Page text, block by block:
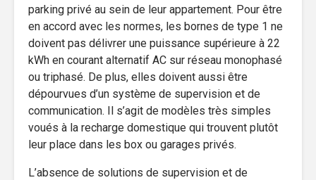
parking privé au sein de leur appartement. Pour être
en accord avec les normes, les bornes de type 1 ne
doivent pas délivrer une puissance supérieure à 22
kWh en courant alternatif AC sur réseau monophasé
ou triphasé. De plus, elles doivent aussi être
dépourvues d’un système de supervision et de
communication. Il s’agit de modèles très simples
voués à la recharge domestique qui trouvent plutôt
leur place dans les box ou garages privés.
L’absence de solutions de supervision et de